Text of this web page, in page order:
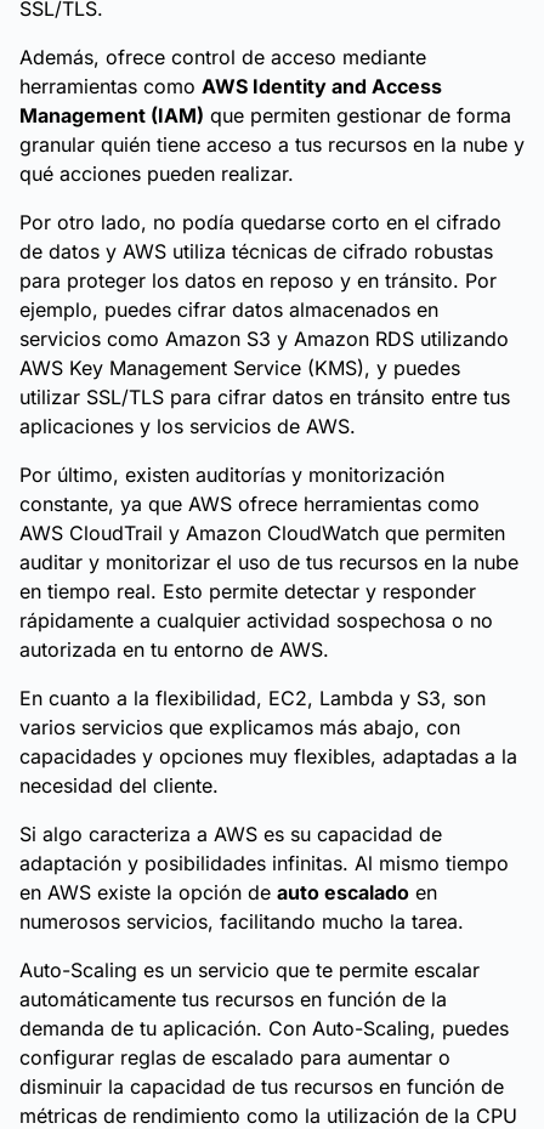
SSL/TLS.
Además, ofrece control de acceso mediante
herramientas como AWS Identity and Access
Management (IAM) que permiten gestionar de forma
granular quién tiene acceso a tus recursos en la nube y
qué acciones pueden realizar.
Por otro lado, no podía quedarse corto en el cifrado
de datos y AWS utiliza técnicas de cifrado robustas
para proteger los datos en reposo y en tránsito. Por
ejemplo, puedes cifrar datos almacenados en
servicios como Amazon S3 y Amazon RDS utilizando
AWS Key Management Service (KMS), y puedes
utilizar SSL/TLS para cifrar datos en tránsito entre tus
aplicaciones y los servicios de AWS.
Por último, existen auditorías y monitorización
constante, ya que AWS ofrece herramientas como
AWS CloudTrail y Amazon CloudWatch que permiten
auditar y monitorizar el uso de tus recursos en la nube
en tiempo real. Esto permite detectar y responder
rápidamente a cualquier actividad sospechosa o no
autorizada en tu entorno de AWS.
En cuanto a la flexibilidad, EC2, Lambda y S3, son
varios servicios que explicamos más abajo, con
capacidades y opciones muy flexibles, adaptadas a la
necesidad del cliente.
Si algo caracteriza a AWS es su capacidad de
adaptación y posibilidades infinitas. Al mismo tiempo
en AWS existe la opción de auto escalado en
numerosos servicios, facilitando mucho la tarea.
Auto-Scaling es un servicio que te permite escalar
automáticamente tus recursos en función de la
demanda de tu aplicación. Con Auto-Scaling, puedes
configurar reglas de escalado para aumentar o
disminuir la capacidad de tus recursos en función de
métricas de rendimiento como la utilización de la CPU